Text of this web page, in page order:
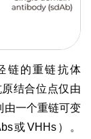
链的重链抗体
结合位点仅由
由一个重链可变
或VHHs）。